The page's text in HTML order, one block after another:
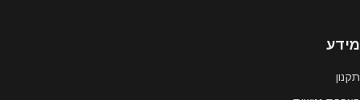
מידע
תקנון